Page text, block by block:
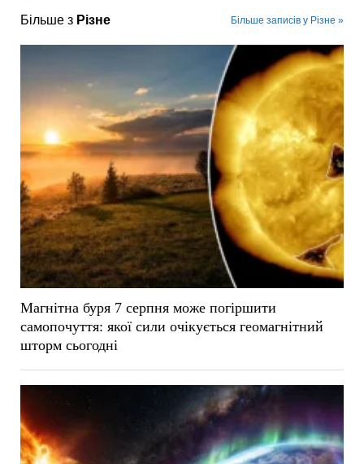
Більше з Різне Більше записів у Різне »
Магнітна буря 7 серпня може погіршити
самопочуття: якої сили очікується геомагнітний
шторм сьогодні